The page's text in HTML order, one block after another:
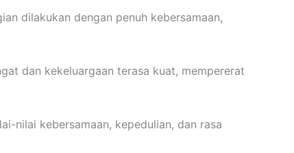
dilakukan dengan penuh kebersamaan,
dan kekeluargaan terasa kuat, mempererat
nilai kebersamaan, kepedulian, dan rasa